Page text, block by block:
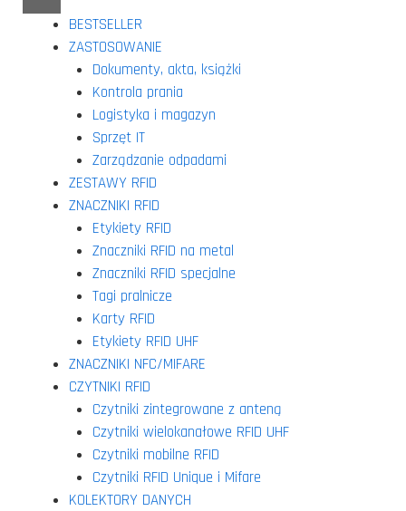
BESTSELLER
ZASTOSOWANIE
Dokumenty, akta, książki
Kontrola prania
Logistyka i magazyn
Sprzęt IT
Zarządzanie odpadami
ZESTAWY RFID
ZNACZNIKI RFID
Etykiety RFID
Znaczniki RFID na metal
Znaczniki RFID specjalne
Tagi pralnicze
Karty RFID
Etykiety RFID UHF
ZNACZNIKI NFC/MIFARE
CZYTNIKI RFID
Czytniki zintegrowane z anteną
Czytniki wielokanałowe RFID UHF
Czytniki mobilne RFID
Czytniki RFID Unique i Mifare
KOLEKTORY DANYCH